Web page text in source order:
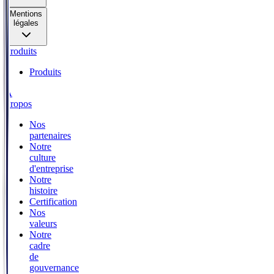
Mentions
légales
Produits
Produits
A
Propos
Nos
partenaires
Notre
culture
d'entreprise
Notre
histoire
Certification
Nos
valeurs
Notre
cadre
de
gouvernance